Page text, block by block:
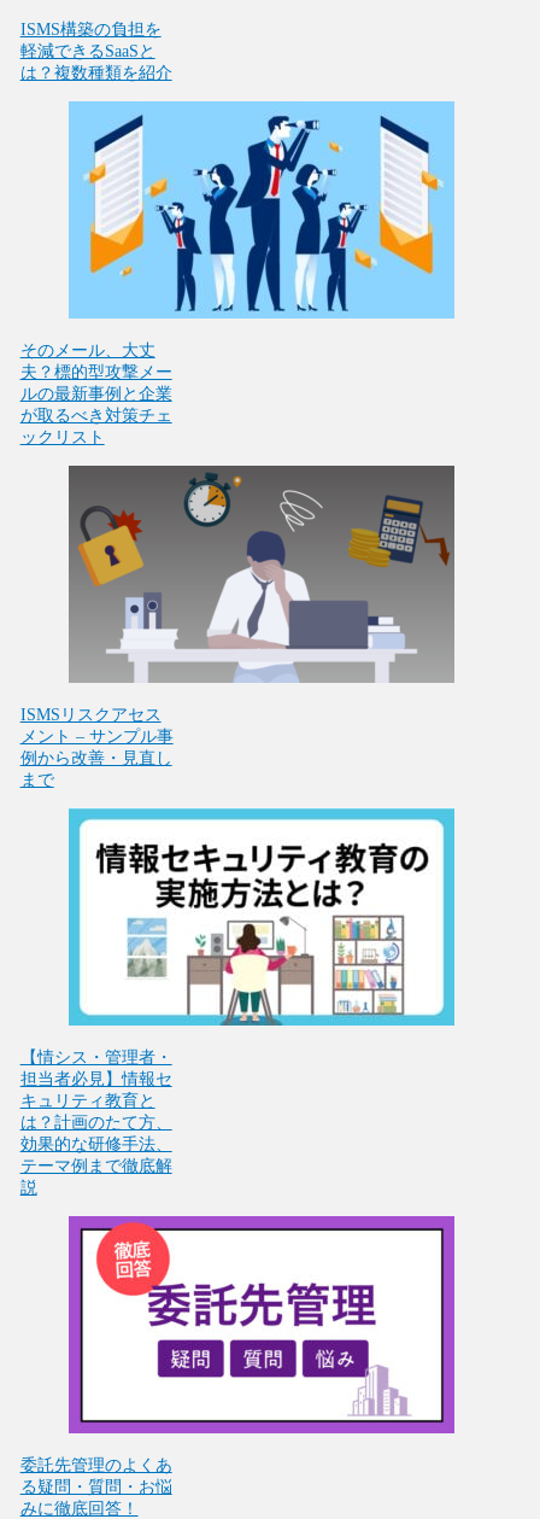
ISMS構築の負担を
軽減できるSaaSと
は？複数種類を紹介
そのメール、大丈
夫？標的型攻撃メー
ルの最新事例と企業
が取るべき対策チェ
ックリスト
ISMSリスクアセス
メント – サンプル事
例から改善・見直し
まで
【情シス・管理者・
担当者必見】情報セ
キュリティ教育と
は？計画のたて方、
効果的な研修手法、
テーマ例まで徹底解
説
委託先管理のよくあ
る疑問・質問・お悩
みに徹底回答！